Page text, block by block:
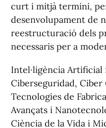
curt i mitjà termini,
desenvolupament de
reestructuració dels
necessaris per a
Intel·ligència
Ciberseguridad,
Tecnologies de
Avançats i
Ciència de la Vida i